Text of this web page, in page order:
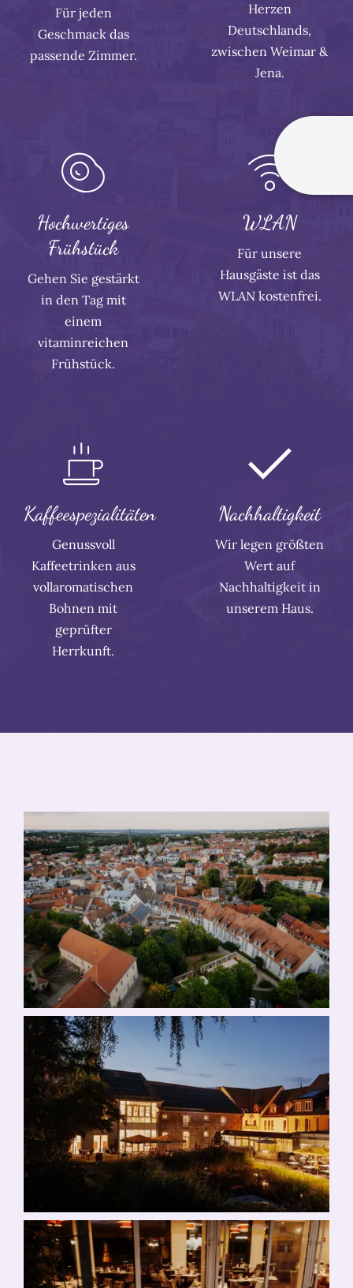
Für jeden
Geschmack das
passende Zimmer.
Herzen
Deutschlands,
zwischen Weimar &
Jena.
Hochwertiges
Frühstück
Gehen Sie gestärkt
in den Tag mit
einem
vitaminreichen
Frühstück.
Kaffeespezialitäten
Genussvoll
Kaffeetrinken aus
vollaromatischen
Bohnen mit
geprüfter
Herrkunft.
WLAN
Für unsere
Hausgäste ist das
WLAN kostenfrei.
Nachhaltigkeit
Wir legen größten
Wert auf
Nachhaltigkeit in
unserem Haus.